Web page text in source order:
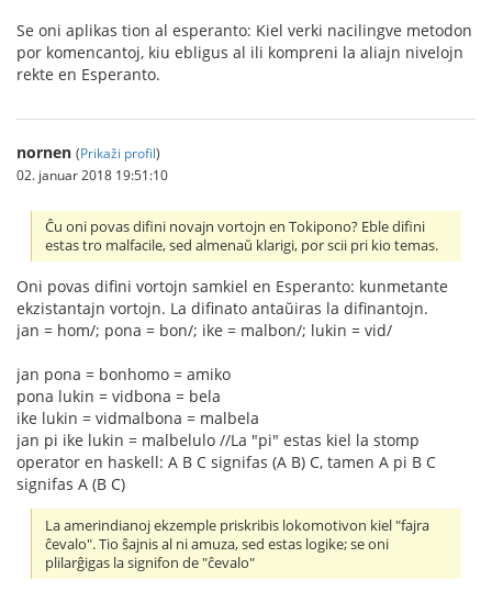
Se oni aplikas tion al esperanto: Kiel verki nacilingve metodon
por komencantoj, kiu ebligus al ili kompreni la aliajn nivelojn
rekte en Esperanto.
nornen (Prikaži profil)
02. januar 2018 19:51:10
Ĉu oni povas difini novajn vortojn en Tokipono? Eble difini
estas tro malfacile, sed almenaŭ klarigi, por scii pri kio temas.
Oni povas difini vortojn samkiel en Esperanto: kunmetante
ekzistantajn vortojn. La difinato antaŭiras la difinantojn.
jan = hom/; pona = bon/; ike = malbon/; lukin = vid/
jan pona = bonhomo = amiko
pona lukin = vidbona = bela
ike lukin = vidmalbona = malbela
jan pi ike lukin = malbelulo //La "pi" estas kiel la stomp
operator en haskell: A B C signifas (A B) C, tamen A pi B C
signifas A (B C)
La amerindianoj ekzemple priskribis lokomotivon kiel "fajra
ĉevalo". Tio ŝajnis al ni amuza, sed estas logike; se oni
plilarĝigas la signifon de "ĉevalo"